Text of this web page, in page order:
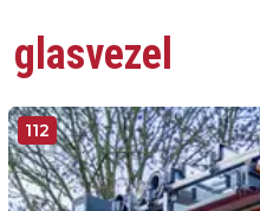
glasvezel
112